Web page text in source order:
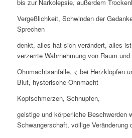
bis zur Narkolepsie, außerdem
Vergeßlichkeit, Schwinden der
Sprechen
denkt, alles hat sich verändert, alles
verzerrte Wahrnehmung von Raum
Ohnmachtsanfälle, < bei Herzklopfen
Blut, hysterische Ohnmacht
Kopfschmerzen, Schnupfen,
geistige und körperliche Beschwerden
Schwangerschaft, völlige Veränderung